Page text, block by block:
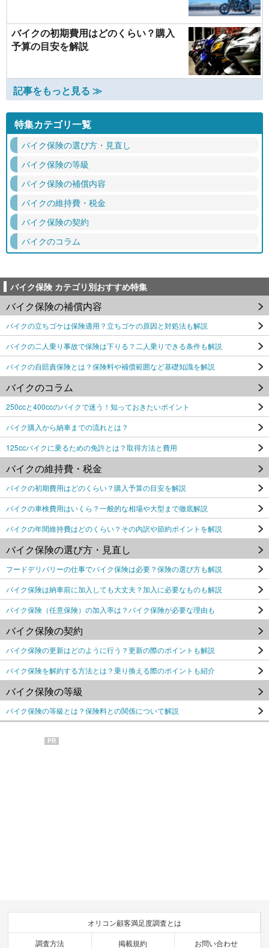
バイクの初期費用はどのくらい？購入
予算の目安を解説
記事をもっと見る ≫
特集カテゴリ一覧
バイク保険の選び方・見直し
バイク保険の等級
バイク保険の補償内容
バイクの維持費・税金
バイク保険の契約
バイクのコラム
バイク保険 カテゴリ別おすすめ特集
バイク保険の補償内容
バイクの立ちゴケは保険適用？立ちゴケの原因と対処法も解説
バイクの二人乗り事故で保険は下りる？二人乗りできる条件も解説
バイクの自賠責保険とは？保険料や補償範囲など基礎知識を解説
バイクのコラム
250ccと400ccのバイクで迷う！知っておきたいポイント
バイク購入から納車までの流れとは？
125ccバイクに乗るための免許とは？取得方法と費用
バイクの維持費・税金
バイクの初期費用はどのくらい？購入予算の目安を解説
バイクの車検費用はいくら？一般的な相場や大型まで徹底解説
バイクの年間維持費はどのくらい？その内訳や節約ポイントを解説
バイク保険の選び方・見直し
フードデリバリーの仕事でバイク保険は必要？保険の選び方も解説
バイク保険は納車前に加入しても大丈夫？加入に必要なものも解説
バイク保険（任意保険）の加入率は？バイク保険が必要な理由も
バイク保険の契約
バイク保険の更新はどのように行う？更新の際のポイントも解説
バイク保険を解約する方法とは？乗り換える際のポイントも紹介
バイク保険の等級
バイク保険の等級とは？保険料との関係について解説
PR
オリコン顧客満足度調査とは
調査方法 掲載規約 お問い合わせ